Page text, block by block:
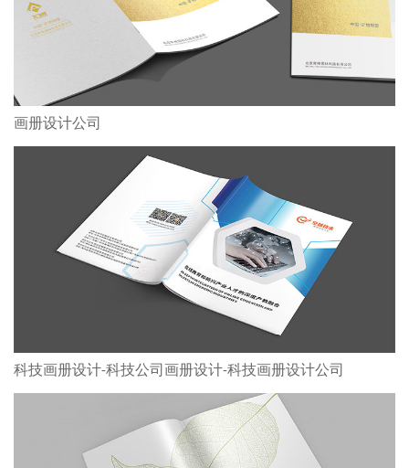
画册设计公司
科技画册设计-科技公司画册设计-科技画册设计公司